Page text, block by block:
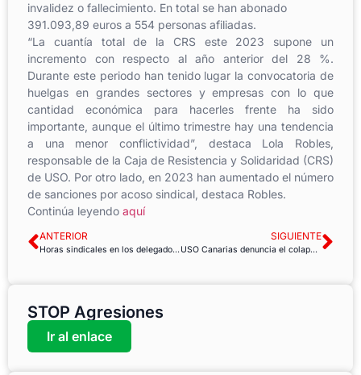
invalidez o fallecimiento. En total se han abonado
391.093,89 euros a 554 personas afiliadas.
“La cuantía total de la CRS este 2023 supone un
incremento con respecto al año anterior del 28 %.
Durante este periodo han tenido lugar la convocatoria de
huelgas en grandes sectores y empresas con lo que
cantidad económica para hacerles frente ha sido
importante, aunque el último trimestre hay una tendencia
a una menor conflictividad”, destaca Lola Robles,
responsable de la Caja de Resistencia y Solidaridad (CRS)
de USO. Por otro lado, en 2023 han aumentado el número
de sanciones por acoso sindical, destaca Robles.
Continúa leyendo aquí
ANTERIOR
Horas sindicales en los delegados de Prevención: cómo se regula y posibilidad de acumular el crédito horario
SIGUIENTE
USO Canarias denuncia el colapso de las urgencias en los hospitales
STOP Agresiones
Ir al enlace